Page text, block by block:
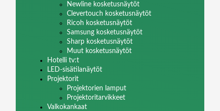
Newline kosketusnäytöt
Clevertouch kosketusnäytöt
Ricoh kosketusnäytöt
Samsung kosketusnäytöt
Sharp kosketusnäytöt
Muut kosketusnäytöt
Hotelli tv:t
LED-sisätilanäytöt
Projektorit
Projektorien lamput
Projektoritarvikkeet
Valkokankaat